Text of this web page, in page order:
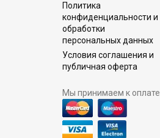
Политика
конфиденциальности и
обработки
персональных данных
Условия соглашения и
публичная оферта
Мы принимаем к оплате